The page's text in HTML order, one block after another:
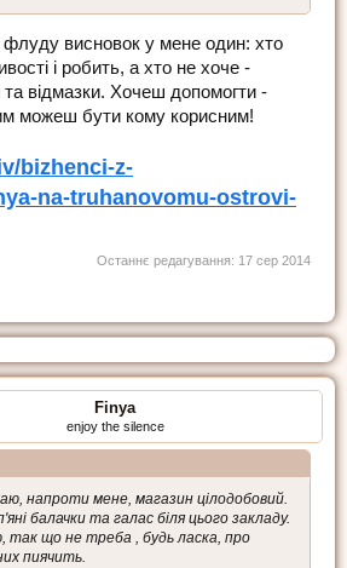
флуду висновок у мене один: хто
і робить, а хто не хоче -
відмазки. Хочеш допомогти -
можеш бути кому корисним!
bizhenci-z-
na-truhanovomu-ostrovi-
Останнє редагування: 17 сер 2014
Finya
enjoy the silence
напроти мене, магазин цілодобовий.
балачки та галас біля цього закладу.
так що не треба , будь ласка, про
пиячить.